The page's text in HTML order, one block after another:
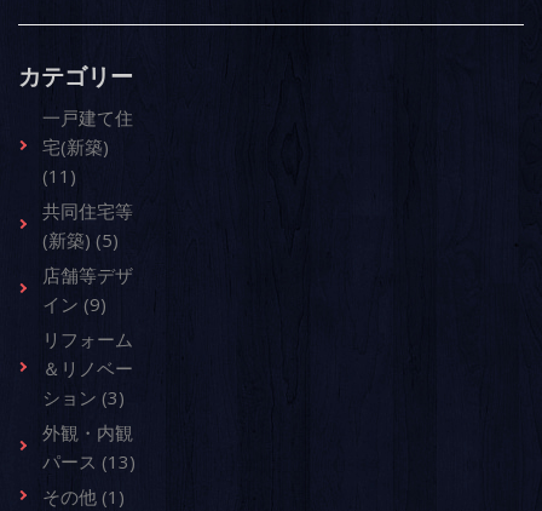
カテゴリー
一戸建て住
宅(新築)
(11)
共同住宅等
(新築) (5)
店舗等デザ
イン (9)
リフォーム
＆リノベー
ション (3)
外観・内観
パース (13)
その他 (1)